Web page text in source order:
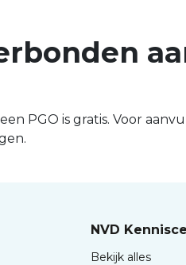
PGO is gratis. Voor
NVD
Bekijk alles